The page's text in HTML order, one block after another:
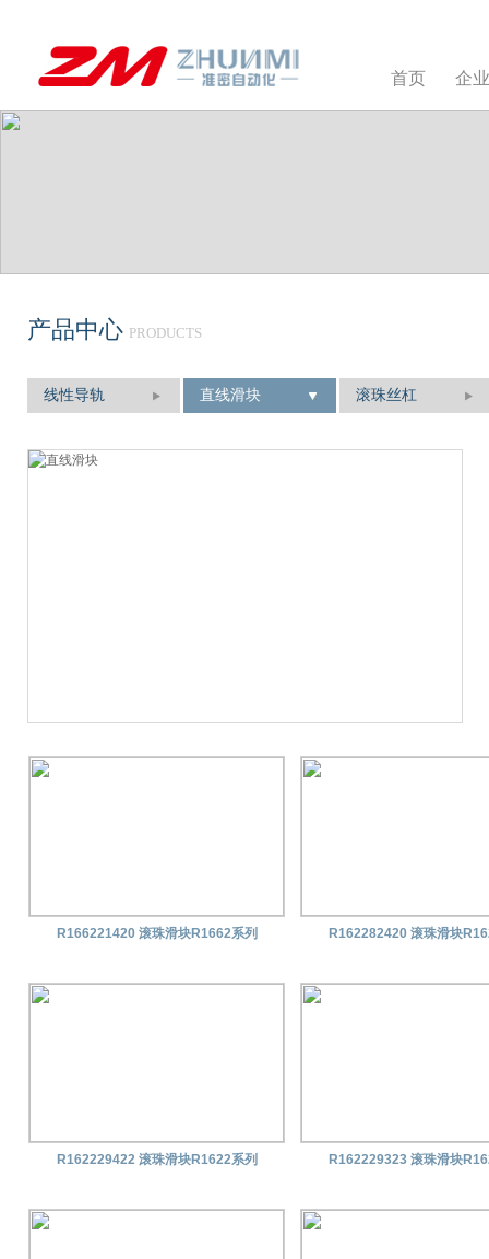
首页 企
产品中心 PRODUCTS
线性导轨 直线滑块 滚珠丝杠
R166221420 滚珠滑块R1662系列 R162282420 滚珠滑块
R162229422 滚珠滑块R1622系列 R162229323 滚珠滑块